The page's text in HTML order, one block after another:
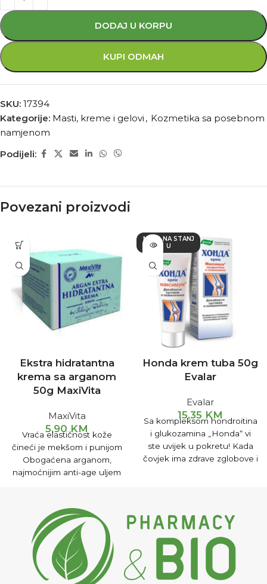
DODAJ U KORPU
KUPI ODMAH
SKU: 17394
Kategorije: Masti, kreme i gelovi , Kozmetika sa posebnom
namjenom
Podijeli:
Povezani proizvodi
Ekstra hidratantna
krema sa arganom
50g MaxiVita
MaxiVita
5,90KM
Vraća elastičnost kože
čineći je mekšom i punijom
Obogaćena arganom,
najmoćnijim anti-age uljem
podloga za šminku
NEMA NA STANJ
U
Honda krem tuba 50g
Evalar
Evalar
15,35 KM
Sa kompleksom hondroitina
i glukozamina „Honda“ vi
ste uvijek u pokretu! Kada
čovjek ima zdrave zglobove i
napada zglobove i kretanje
nismo spremni da se
nađemo na ivici života!